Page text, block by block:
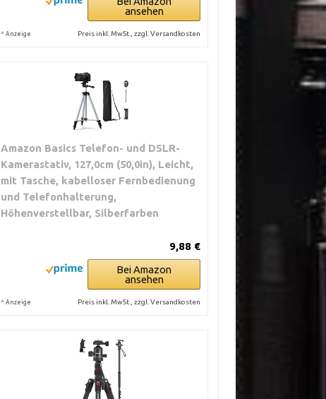
ansehen
* Anzeige Preis inkl. MwSt., zzgl. Versandkosten
Amazon Basics Telefon- und DSLR-
Kamerastativ, 127,0cm (50,0in), Leicht,
mit Tasche, kabelloser Fernbedienung
und Telefonhalterung,
Höhenverstellbar, Silberfarben
9,88 €
Bei Amazon
ansehen
* Anzeige Preis inkl. MwSt., zzgl. Versandkosten